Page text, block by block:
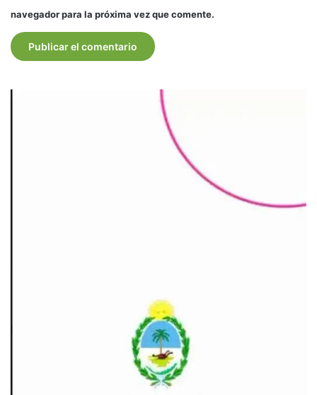
navegador para la próxima vez que comente.